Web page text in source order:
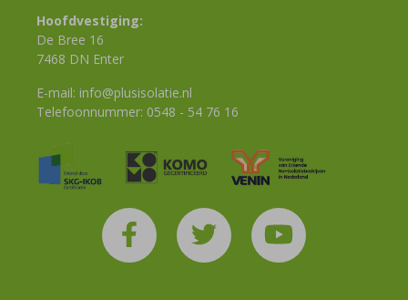
Hoofdvestiging:
De Bree 16
7468 DN Enter
E-mail: info@plusisolatie.nl
Telefoonnummer: 0548 - 54 76 16